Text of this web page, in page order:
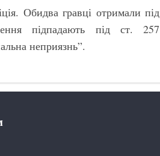
Обидва гравці отримали під
підпадають під ст. 257
неприязнь”.